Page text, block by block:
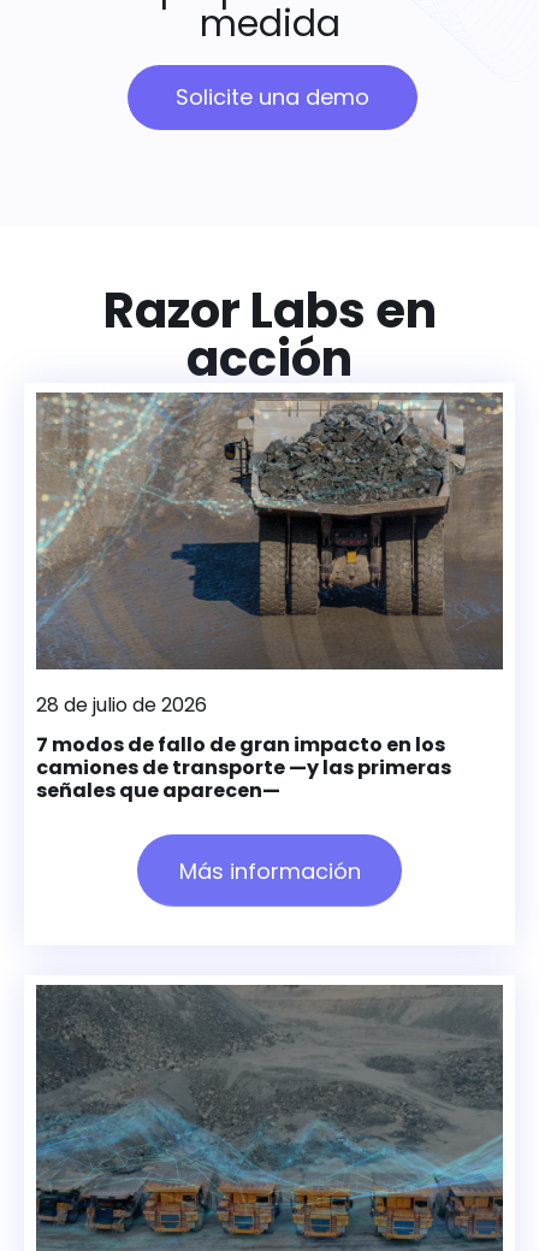
medida
Solicite una demo
Razor Labs en
acción
7 modos de fallo de gran impacto en los
camiones de transporte —y las primeras
señales que aparecen—
28 de julio de 2026
Más información